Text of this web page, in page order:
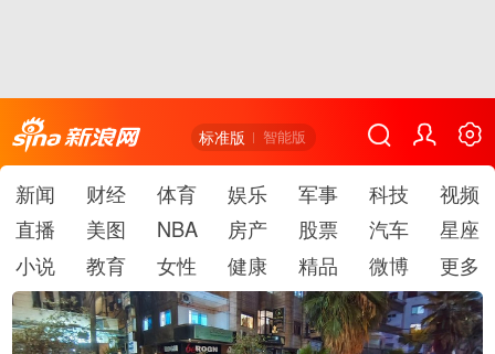
标准版 智能版
新闻 财经 体育 娱乐 军事 科技
视频
直播
美图 NBA 房产 股票 汽车
星座
小说
教育 女性 健康 精品 微博 更多